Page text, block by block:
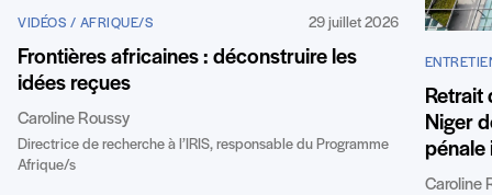
VIDÉOS / AFRIQUE/S 29 juillet 2026
Frontières africaines : déconstruire les
idées reçues
Caroline Roussy
Directrice de recherche à l’IRIS, responsable du Programme
Afrique/s
Retrait
Niger
pénale
Caroline